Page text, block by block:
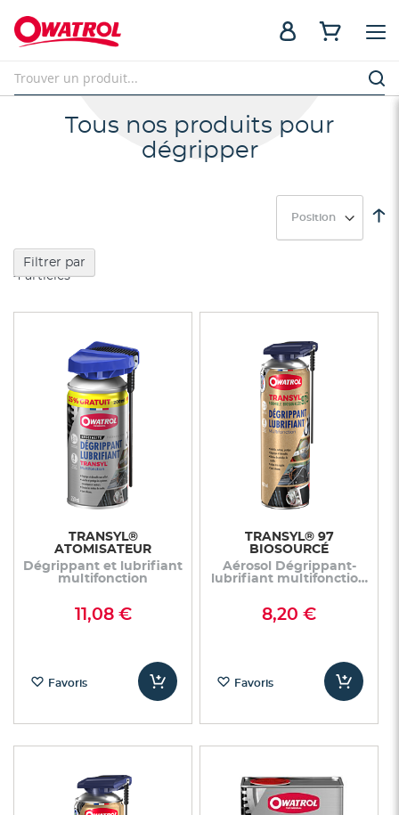
Tous nos produits pour
dégripper
4articles
TRANSYL®
ATOMISATEUR
Dégrippant et lubrifiant
multifonction
11,08 €
Favoris
TRANSYL® 97
BIOSOURCÉ
Aérosol Dégrippant-
lubrifiant multifonction
8,20 €
Favoris
Filtrer par